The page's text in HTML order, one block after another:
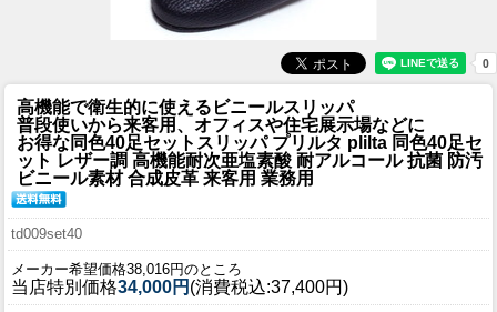
高機能で衛生的に使えるビニールスリッパ
普段使いから来客用、オフィスや住宅展示場などに
お得な同色40足セット スリッパ プリルタ plilta 同色40足セ
ット レザー調 高機能耐次亜塩素酸 耐アルコール 抗菌 防汚
ビニール素材 合成皮革 来客用 業務用
td009set40
メーカー希望価格38,016円のところ
当店特別価格34,000円 (消費税込:37,400円)